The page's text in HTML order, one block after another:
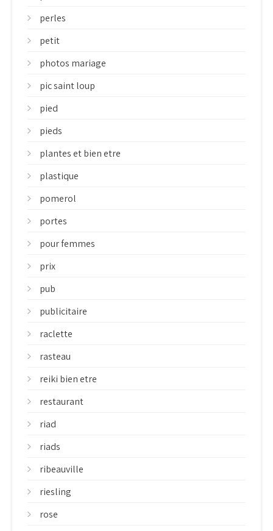
perles
petit
photos mariage
pic saint loup
pied
pieds
plantes et bien etre
plastique
pomerol
portes
pour femmes
prix
pub
publicitaire
raclette
rasteau
reiki bien etre
restaurant
riad
riads
ribeauville
riesling
rose